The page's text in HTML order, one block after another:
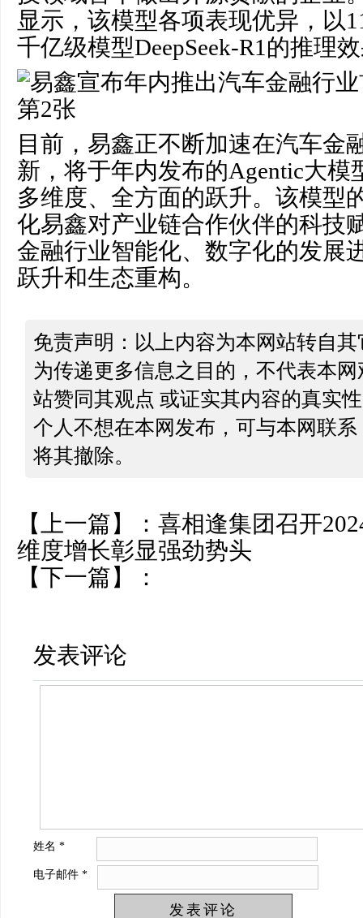
显示，该模型各项表现优异，以
千亿级模型DeepSeek-R1的推理
目前，易鑫正不断加速在汽车金
新，将于年内发布的Agentic大
多维度、全方面的跃升。该模型
化易鑫对产业链合作伙伴的科技
金融行业智能化、数字化的发展
跃升和生态重构。
免责声明：以上内容为本网站转自
为传递更多信息之目的，不代表本
站赞同其观点 或证实其内容的真实
个人不想在本网发布，可与本网联
将其撤除。
【上一篇】： 喜相逢集团召开
维度增长彰显强劲势头
【下一篇】：
发表评论
姓名 *
电子邮件 *